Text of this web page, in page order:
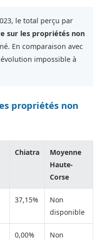
le total perçu par
sur les propriétés non
En comparaison avec
impossible à
propriétés non
Chiatra
Moyenne
Haute-
Corse
37,15%
Non
disponible
0,00%
Non